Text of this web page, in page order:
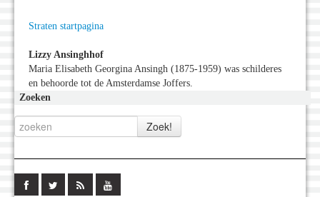
Straten startpagina
Lizzy Ansinghhof
Maria Elisabeth Georgina Ansingh (1875-1959) was schilderes
en behoorde tot de Amsterdamse Joffers.
Zoeken